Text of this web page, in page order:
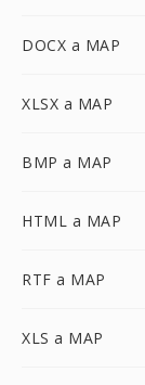
DOCX a MAP
XLSX a MAP
BMP a MAP
HTML a MAP
RTF a MAP
XLS a MAP